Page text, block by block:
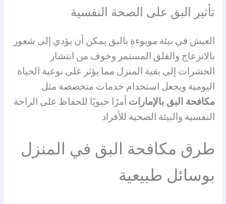
تأثير البق على الصحة النفسية
العيش في بيئة موبوءة بالبق يمكن أن يؤدي إلى شعور
بالانزعاج والقلق المستمر وخوف من انتشار
الحشرات إلى بقية المنزل مما يؤثر على نوعية الحياة
اليومية ويجعل استخدام خدمات متخصصة مثل
مكافحة البق بالإمارات أمرًا حيويًا للحفاظ على الراحة
النفسية والبيئة الصحية للأفراد
طرق مكافحة البق في المنزل
بوسائل طبيعية